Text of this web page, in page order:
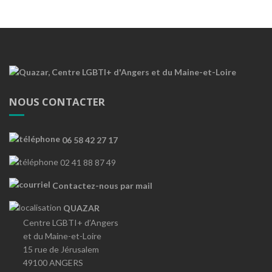
NOUS CONTACTER
06 58 42 27 17
02 41 88 87 49
Contactez-nous par mail
QUAZAR
Centre LGBTI+ d’Angers
et du Maine-et-Loire
15 rue de Jérusalem
49100 ANGERS